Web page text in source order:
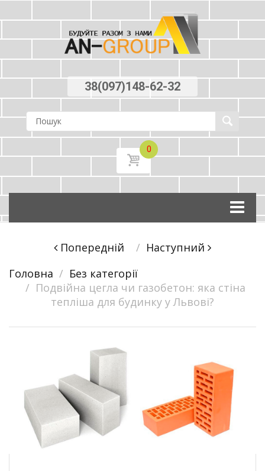
38(097)148-62-32
0
Skip
content
Post
navigation
Попереднiй
Наступний
Головна
Без категорії
Подвійна цегла чи газобетон: яка стіна
тепліша для будинку у Львові?